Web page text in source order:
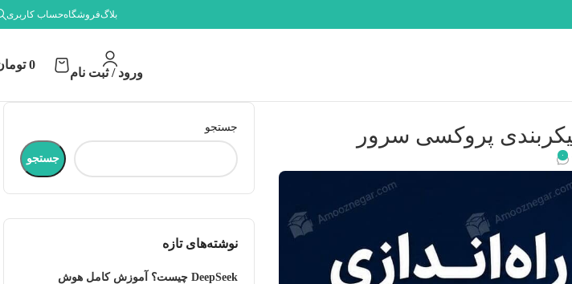
بلاگفروشگاهحساب کاربری
ورود / ثبت نام
0
۰
جستجو
جستجو
نوشته‌های تازه
DeepSeek چیست؟ آموزش کامل هوش